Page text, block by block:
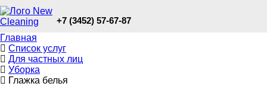
+7 (3452) 57-67-87
Главная
Список услуг
Для частных лиц
Уборка
Глажка белья